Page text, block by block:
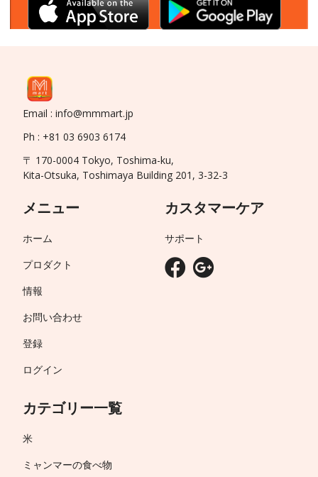
Email : info@mmmart.jp
Ph : +81 03 6903 6174
〒 170-0004 Tokyo, Toshima-ku,
Kita-Otsuka, Toshimaya Building 201, 3-32-3
メニュー
ホーム
プロダクト
情報
お問い合わせ
登録
ログイン
カテゴリー一覧
米
ミャンマーの食べ物
カスタマーケア
サポート